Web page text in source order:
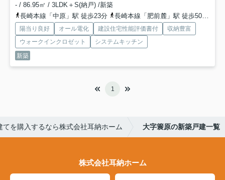
- / 86.95㎡ / 3LDK＋S(納戸) /新築
長崎本線「中原」駅 徒歩23分
長崎本線「肥前麓」駅 徒歩50分
陽当り良好 オール電化 建設住宅性能評価書付
収納豊富
ウォークインクロゼット
システムキッチン
新築
1
を購入するなら株式会社耳納ホーム 大字簑原の新築戸建一覧
株式会社耳納ホーム